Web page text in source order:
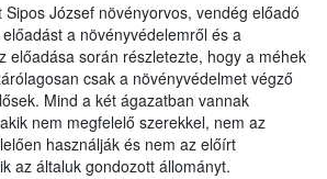
József növényorvos, vendég előadó
a növényvédelemről és a
előadása során részletezte, hogy a méhek
csak a növényvédelmet végző
Mind a két ágazatban vannak
nem megfelelő szerekkel, nem az
használják és nem az előírt
az általuk gondozott állományt.